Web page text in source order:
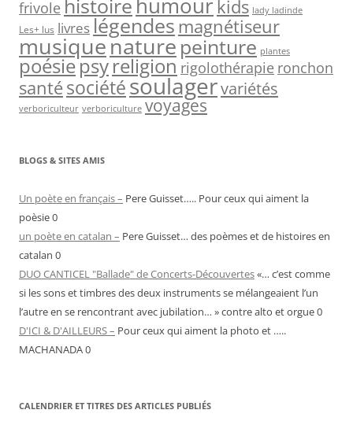
frivole histoire humour kids lady ladinde
Les+ lus livreslégendes magnétiseur
musiquenature peinture plantes
poésiepsyreligion rigolothérapie ronchon
santésociétésoulagervariétés
verboriculteur verboriculture voyages
BLOGS & SITES AMIS
Un poète en français – Pere Guisset….. Pour ceux qui aiment la
poèsie 0
un poète en catalan – Pere Guisset… des poèmes et de histoires en
catalan 0
DUO CANTICEL "Ballade" de Concerts-Découvertes«… c’est comme
si les sons et timbres des deux instruments se mélangeaient l’un
l’autre en se rencontrant avec jubilation… » contre alto et orgue 0
D'ICI & D'AILLEURS – Pour ceux qui aiment la photo et …..
MACHANADA 0
CALENDRIER ET TITRES DES ARTICLES PUBLIÉS